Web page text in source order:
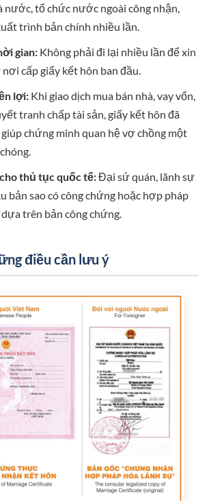
nước, tổ chức nước ngoài công nhận,
trình bản chính nhiều lần.
gian:Không phải đi lại nhiều lần để xin
cấp giấy kết hôn ban đầu.
lợi:Khi giao dịch mua bán nhà, vay vốn,
tranh chấp tài sản, giấy kết hôn đã
chứng minh quan hệ vợ chồng một
thủ tục quốc tế:Đại sứ quán, lãnh sự
bản sao có công chứng hoặc hợp pháp
trên bản công chứng.
điều cần lưu ý